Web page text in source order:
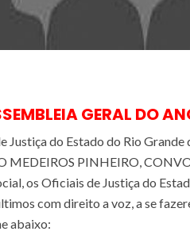
GERAL DO
do Estado do Rio
PINHEIRO,
os Oficiais de Justiça do
com direito a voz, a se
abaixo: